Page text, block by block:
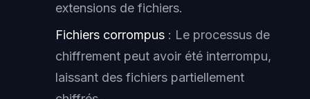
extensions de fichiers.
Fichiers corrompus : Le processus de
chiffrement peut avoir été interrompu,
laissant des fichiers partiellement